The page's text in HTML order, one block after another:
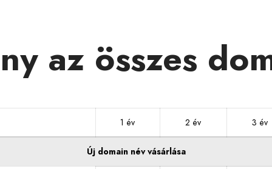
az összes
1 év 2 év 3 év
Új domain név vásárlása